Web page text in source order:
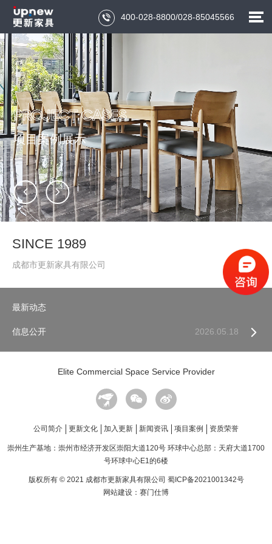
 400-028-8800/028-85045566
PROJECT CASES
项目案例展示
 
SINCE 1989
成都市更新家具有限公司 
最新动态
信息公开 2026.05.18 
Elite Commercial Space Service Provider
公司简介 更新文化 加入更新 新闻资讯 项目案例 资质荣誉
崇州生产基地：崇州市经济开发区崇阳大道120号 环球中心总部：天府大道1700
号环球中心E1的6楼
版权所有 © 2021 成都市更新家具有限公司 蜀ICP备2021001342号
网站建设：赛门仕博